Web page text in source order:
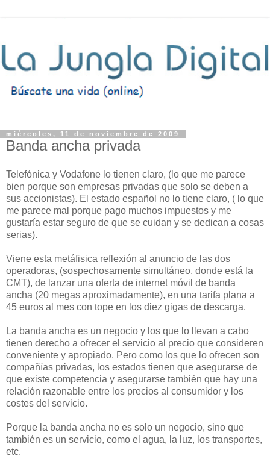
miércoles, 11 de noviembre de 2009
Banda ancha privada
Telefónica y Vodafone lo tienen claro, (lo que me parece
bien porque son empresas privadas que solo se deben a
sus accionistas). El estado español no lo tiene claro, ( lo que
me parece mal porque pago muchos impuestos y me
gustaría estar seguro de que se cuidan y se dedican a cosas
serias).
Viene esta metáfisica reflexión al anuncio de las dos
operadoras, (sospechosamente simultáneo, donde está la
CMT), de lanzar una oferta de internet móvil de banda
ancha (20 megas aproximadamente), en una tarifa plana a
45 euros al mes con tope en los diez gigas de descarga.
La banda ancha es un negocio y los que lo llevan a cabo
tienen derecho a ofrecer el servicio al precio que consideren
conveniente y apropiado. Pero como los que lo ofrecen son
compañías privadas, los estados tienen que asegurarse de
que existe competencia y asegurarse también que hay una
relación razonable entre los precios al consumidor y los
costes del servicio.
Porque la banda ancha no es solo un negocio, sino que
también es un servicio, como el agua, la luz, los transportes,
etc.